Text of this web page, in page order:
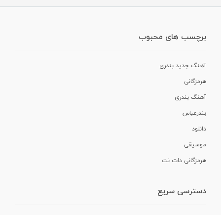
برچسب های محبوب
آهنگ جدید بندری
هرمزگانی
آهنگ بندری
بندرعباس
دانلود
موسیقی
هرمزگانی دات نت
دسترسی سریع